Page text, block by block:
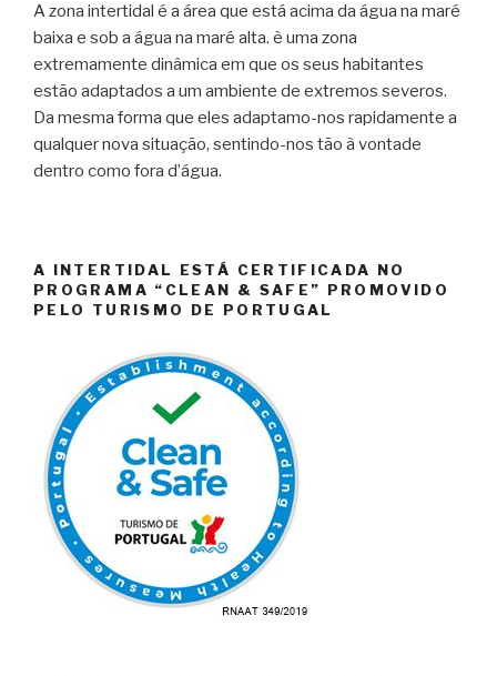
A zona intertidal é a área que está acima da água na maré
baixa e sob a água na maré alta. è uma zona
extremamente dinâmica em que os seus habitantes
estão adaptados a um ambiente de extremos severos.
Da mesma forma que eles adaptamo-nos rapidamente a
qualquer nova situação, sentindo-nos tão à vontade
dentro como fora d’água.
A INTERTIDAL ESTÁ CERTIFICADA NO
PROGRAMA “CLEAN & SAFE” PROMOVIDO
PELO TURISMO DE PORTUGAL